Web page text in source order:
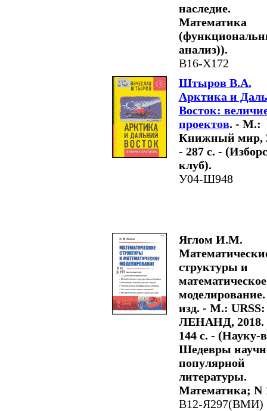
наследие.
Математика
анализ)).
В16-Х172
Штыров В.А.
Арктика и
Восток:
проектов. - М.:
Книжный мир,
- 287 с. -
клуб).
У04-Ш948
Яглом И.М.
структуры и
математическое
моделирование.
изд. - М.: URSS:
ЛЕНАНД, 2018.
144 с. - (Науку-
Шедевры
популярной
литературы.
Математика; N
В12-Я297(ВМИ)